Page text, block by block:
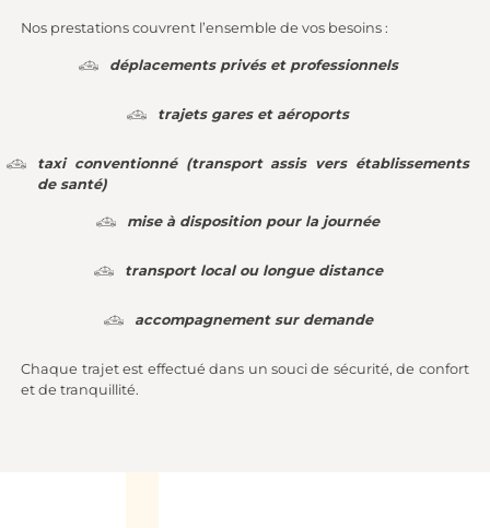
Nos prestations couvrent l’ensemble de vos besoins :
déplacements privés et professionnels
trajets gares et aéroports
taxi conventionné (transport assis vers établissements
de santé)
mise à disposition pour la journée
transport local ou longue distance
accompagnement sur demande
Chaque trajet est effectué dans un souci de sécurité, de confort
et de tranquillité.